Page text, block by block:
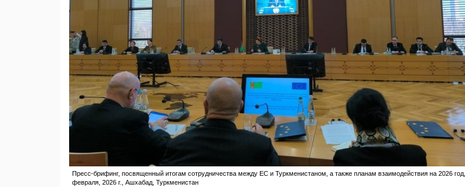
Пресс-брифинг, посвященный итогам сотрудничества между ЕС и Туркменистаном, а также планам взаимодействия на 2026
февраля, 2026 г., Ашхабад, Туркменистан